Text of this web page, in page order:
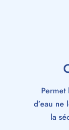
Permet
d’eau ne
la